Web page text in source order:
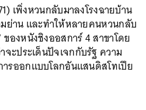
เพิ่งหวนกลับมาลงโรงฉายบ้าน
มย่าน และทำให้หลายคนหวนกลับ
องหนังชิงออสการ์ 4 สาขาโดย
ะประเด็นปัจเจกกับรัฐ ความ
รออกแบบโลกอันแสนดิสโทเปีย